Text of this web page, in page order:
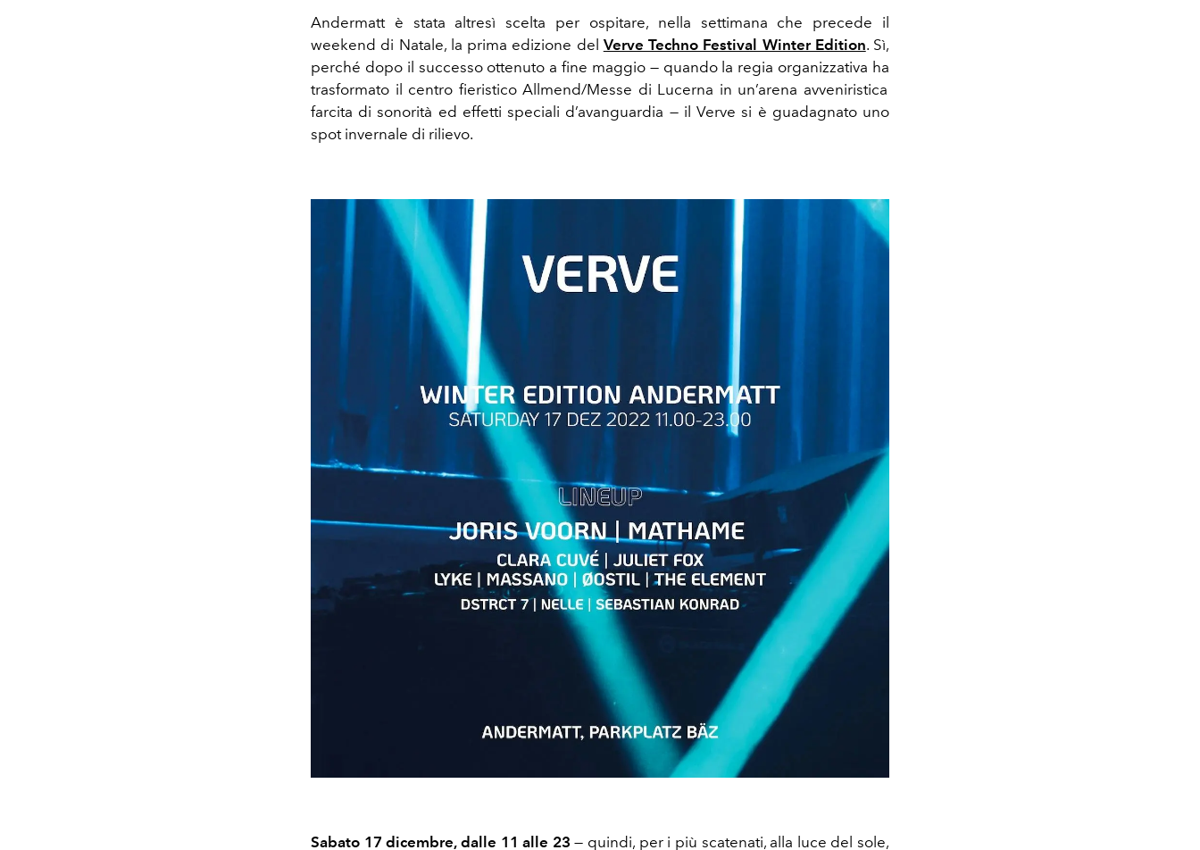
Andermatt è stata altresì scelta per ospitare, nella settimana che precede il
weekend di Natale, la prima edizione del Verve Techno Festival Winter Edition. Sì,
perché dopo il successo ottenuto a fine maggio — quando la regia organizzativa ha
trasformato il centro fieristico Allmend/Messe di Lucerna in un’arena avveniristica
farcita di sonorità ed effetti speciali d’avanguardia — il Vervesi è guadagnato uno
spot invernale di rilievo.
Sabato 17 dicembre, dalle 11 alle 23 — quindi, per i più scatenati, alla luce del sole,